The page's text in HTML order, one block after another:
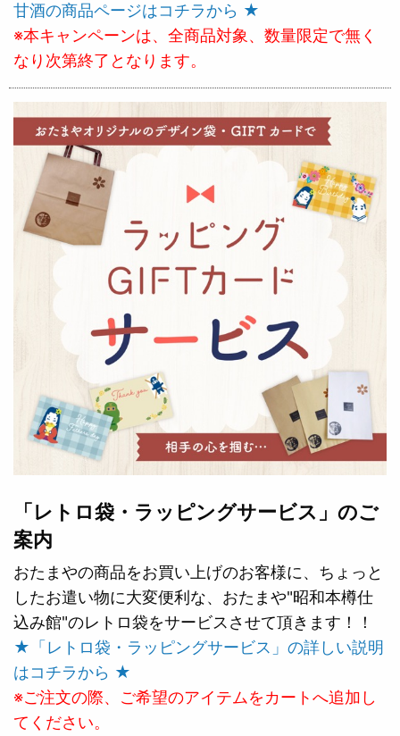
甘酒の商品ページはコチラから ★
※本キャンペーンは、全商品対象、数量限定で無く
なり次第終了となります。
「レトロ袋・ラッピングサービス」のご
案内
おたまやの商品をお買い上げのお客様に、ちょっと
したお遣い物に大変便利な、おたまや"昭和本樽仕
込み館"のレトロ袋をサービスさせて頂きます！！
★「レトロ袋・ラッピングサービス」の詳しい説明
はコチラから ★
※ご注文の際、ご希望のアイテムをカートへ追加し
てください。